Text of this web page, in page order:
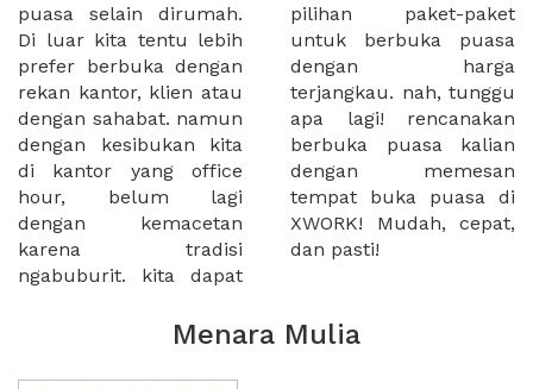
puasa selain dirumah.
Di luar kita tentu lebih
prefer berbuka dengan
rekan kantor, klien atau
dengan sahabat. namun
dengan kesibukan kita
di kantor yang office
hour, belum lagi
dengan kemacetan
karena tradisi
ngabuburit. kita dapat
pilihan paket-paket
untuk berbuka puasa
dengan harga
terjangkau. nah, tunggu
apa lagi! rencanakan
berbuka puasa kalian
dengan memesan
tempat buka puasa di
XWORK! Mudah, cepat,
dan pasti!
Menara Mulia